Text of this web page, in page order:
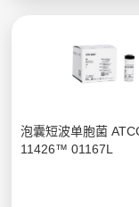
泡囊短波单胞菌
11426™ 01167L